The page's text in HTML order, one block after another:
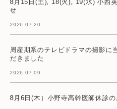
8月15日(土), 18(火), 19(水) 小西
せ
2026.07.20
周産期系のテレビドラマの撮影に
だきました
2026.07.09
8月6日(木）小野寺高幹医師休診